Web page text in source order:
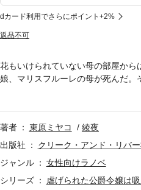
dカード利用でさらにポイント+2%
返品不可
花もいけられていない母の部屋か
娘、マリスフルーレの母が死んだ。
て帰ってきたのだ。優しい使用人
フルーレは窮地に立たされてしまう
伯と噂されている、辺境伯ルカ・ゼ
あるようで──。
著者 束原ミヤコ
綾夜
出版社
クリーク・アンド・リバ
ジャンル
女性向けラノベ
シリーズ
虐げられた公爵令嬢は